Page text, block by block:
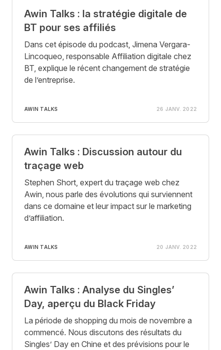
Awin Talks : la stratégie digitale de
BT pour ses affiliés
Dans cet épisode du podcast, Jimena Vergara-
Lincoqueo, responsable Affiliation digitale chez
BT, explique le récent changement de stratégie
de l’entreprise.
AWIN TALKS 26 JANV. 2022
Awin Talks : Discussion autour du
traçage web
Stephen Short, expert du traçage web chez
Awin, nous parle des évolutions qui surviennent
dans ce domaine et leur impact sur le marketing
d’affiliation.
AWIN TALKS 20 JANV. 2022
Awin Talks : Analyse du Singles’
Day, aperçu du Black Friday
La période de shopping du mois de novembre a
commencé. Nous discutons des résultats du
Singles’ Day en Chine et des prévisions pour le